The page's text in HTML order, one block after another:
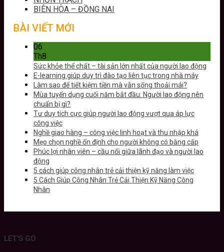
BIÊN HÒA – ĐỒNG NAI
BÀI VIẾT MỚI
06
Th8
Sức khỏe thể chất – tài sản lớn nhất của người lao động
E-learning giúp duy trì đào tạo liên tục trong nhà máy
Làm sao để tiết kiệm tiền mà vẫn sống thoải mái?
Mùa tuyển dụng cuối năm bắt đầu: Người lao động nên
chuẩn bị gì?
Tư duy tích cực giúp người lao động vượt qua áp lực
công việc
Nghề giao hàng – công việc linh hoạt và thu nhập khá
Mẹo chọn nghề ổn định cho người không có bằng cấp
Phúc lợi nhân viên – cầu nối giữa lãnh đạo và người lao
động
5 cách giúp công nhân trẻ cải thiện kỹ năng làm việc
5 Cách Giúp Công Nhân Trẻ Cải Thiện Kỹ Năng Công
Nhân
LET'S GO